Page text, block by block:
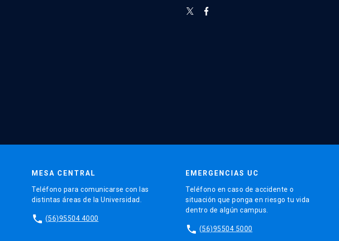
MESA CENTRAL
Teléfono para comunicarse con las
distintas áreas de la Universidad.
phone (56)95504 4000
EMERGENCIAS UC
Teléfono en caso de accidente o
situación que ponga en riesgo tu vida
dentro de algún campus.
phone (56)95504 5000